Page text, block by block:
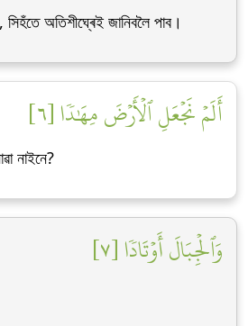
অতিশীঘ্ৰেই জানিবলৈ পাব।
أَلَمۡ نَجۡعَلِ ٱلۡأَرۡضَ مِهَٰدٗا [٦]
নাইনে?
وَٱلۡجِبَالَ أَوۡتَادٗا [٧]